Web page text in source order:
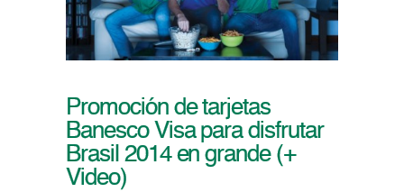
Promoción de tarjetas
Banesco Visa para disfrutar
Brasil 2014 en grande (+
Video)